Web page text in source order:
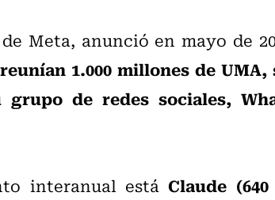
Meta, anunció en mayo de
1.000 millones de
de redes sociales,
interanual estáClaude (640